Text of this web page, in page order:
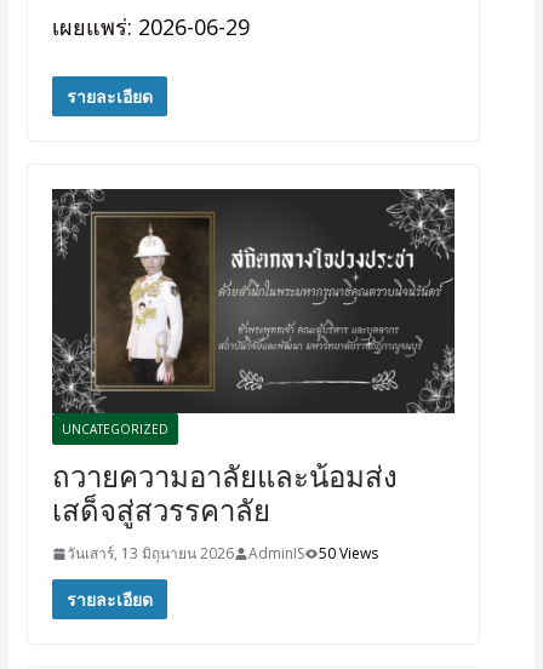
เผยแพร่: 2026-06-29
รายละเอียด
UNCATEGORIZED
ถวายความอาลัยและน้อมส่ง
เสด็จสู่สวรรคาลัย
วันเสาร์, 13 มิถุนายน 2026 AdminIS 50 Views
รายละเอียด